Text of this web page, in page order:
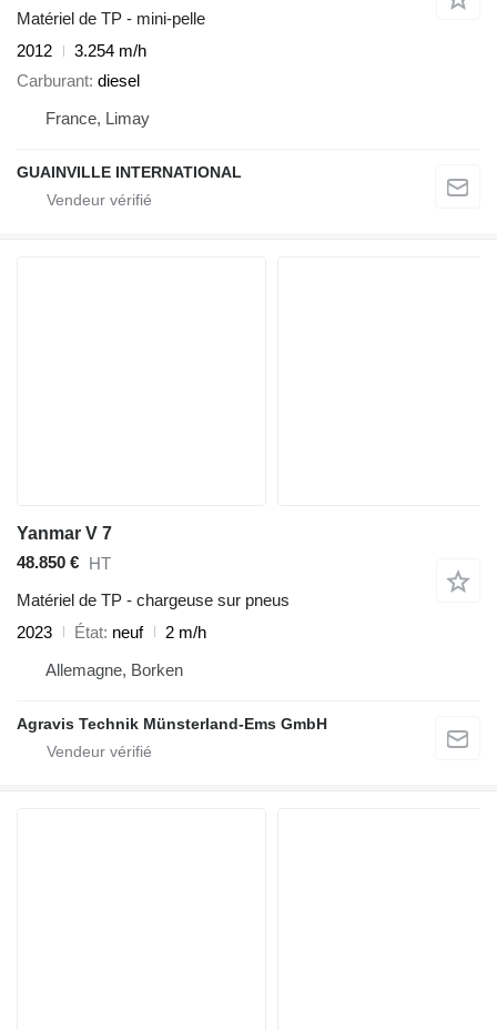
Matériel de TP - mini-pelle
2012
3.254 m/h
Carburant diesel
France, Limay
GUAINVILLE INTERNATIONAL
Yanmar V 7
48.850 € HT
Matériel de TP - chargeuse sur pneus
2023
État neuf
2 m/h
Allemagne, Borken
Agravis Technik Münsterland-Ems GmbH